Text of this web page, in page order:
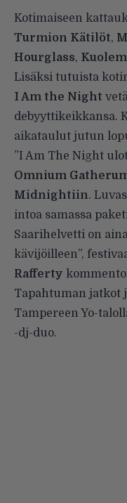
Kotimaiseen
Turmion Kätilöt,
Hourglass,
Lisäksi tutuista
I Am the Night
debyyttikeikkansa.
aikataulut jutun
”I Am The Night
Omnium
Midnightiin.
intoa samassa
Saarihelvetti on
kävijöilleen”,
Rafferty
Tapahtuman jatkot
Tampereen Yo-
-dj-duo.